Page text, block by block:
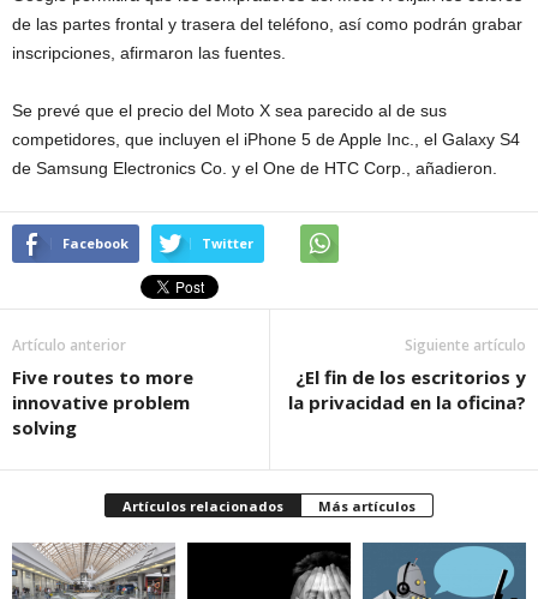
de las partes frontal y trasera del teléfono, así como podrán grabar
inscripciones, afirmaron las fuentes.
Se prevé que el precio del Moto X sea parecido al de sus
competidores, que incluyen el iPhone 5 de Apple Inc., el Galaxy S4
de Samsung Electronics Co. y el One de HTC Corp., añadieron.
Facebook Twitter
Artículo anterior
Five routes to more
innovative problem
solving
Siguiente artículo
¿El fin de los escritorios y
la privacidad en la oficina?
Artículos relacionados Más artículos